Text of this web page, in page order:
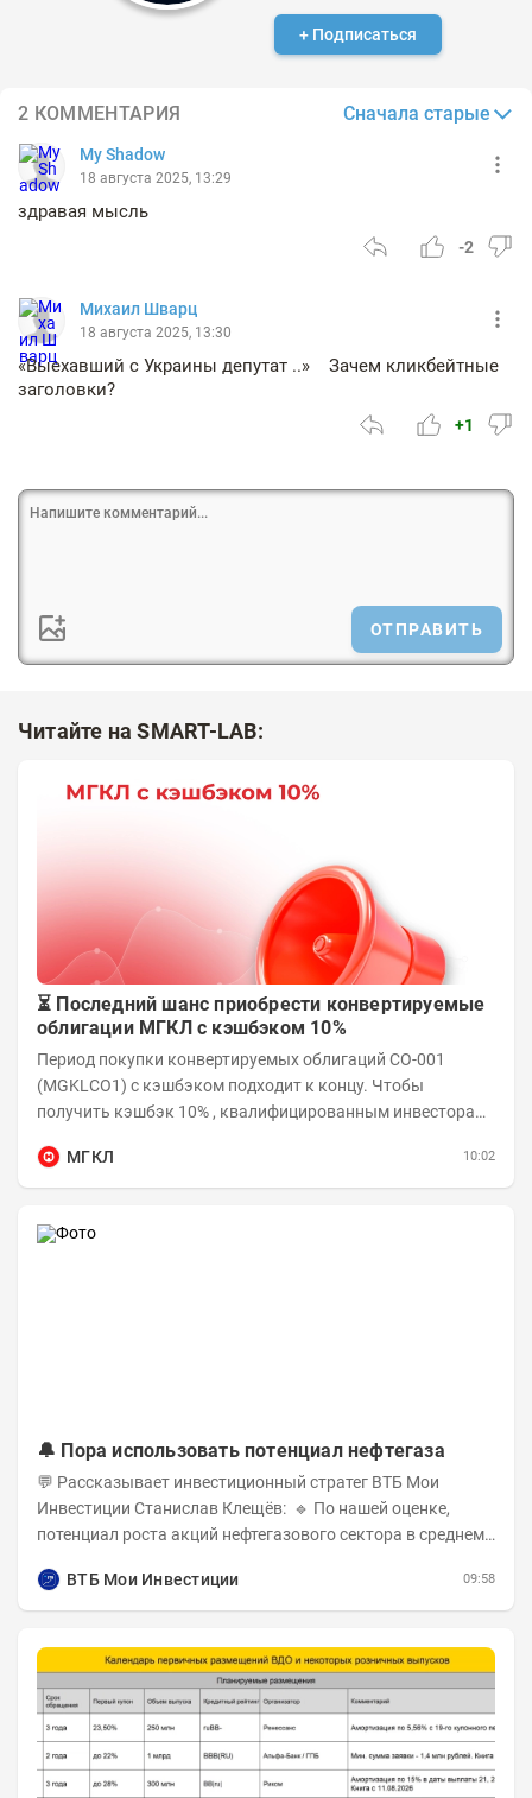
+ Подписаться
2 КОММЕНТАРИЯ Сначала старые
My Shadow
18 августа 2025, 13:29
здравая мысль
-2
Михаил Шварц
18 августа 2025, 13:30
«Выехавший с Украины депутат ..» Зачем кликбейтные
заголовки?
+1
ОТПРАВИТЬ
Читайте на SMART-LAB:
⏳ Последний шанс приобрести конвертируемые
облигации МГКЛ с кэшбэком 10%
Период покупки конвертируемых облигаций СО-001
(MGKLCO1) с кэшбэком подходит к концу. Чтобы
получить кэшбэк 10% , квалифицированным инвесторам
МГКЛ
10:02
🔔 Пора использовать потенциал нефтегаза
💬 Рассказывает инвестиционный стратег ВТБ Мои
Инвестиции Станислав Клещёв: 🔹 По нашей оценке,
потенциал роста акций нефтегазового сектора в среднем
ВТБ Мои Инвестиции
09:58